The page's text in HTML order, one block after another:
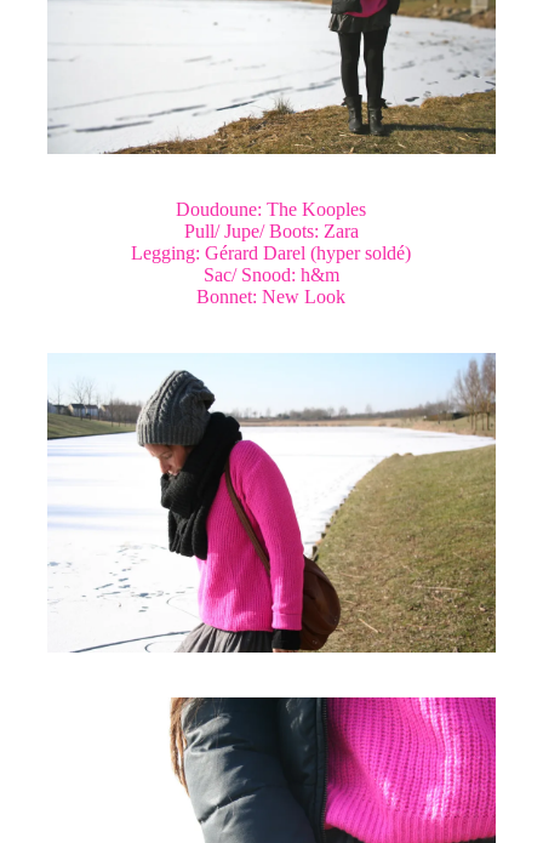
Doudoune: The Kooples
Pull/ Jupe/ Boots: Zara
Legging: Gérard Darel (hyper soldé)
Sac/ Snood: h&m
Bonnet: New Look